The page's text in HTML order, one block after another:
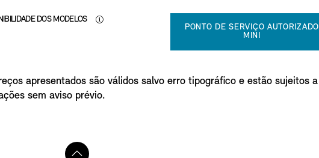
DOS MODELOS
PONTO DE SERVIÇO AUTORIZADO
MINI
apresentados são válidos salvo erro tipográfico e estão sujeitos a
sem aviso prévio.